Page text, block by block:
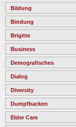
Bildung
Bindung
Brigitte
Business
Demografisches
Dialog
Diversity
Dumpfbacken
Elder Care